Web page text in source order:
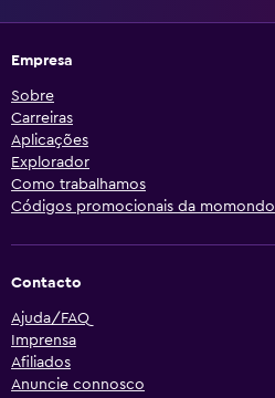
Empresa
Sobre
Carreiras
Aplicações
Explorador
Como trabalhamos
Códigos promocionais da momondo
Contacto
Ajuda/FAQ
Imprensa
Afiliados
Anuncie connosco